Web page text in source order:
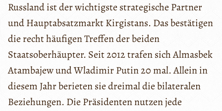
Russland ist der wichtigste strategische Partner
und Hauptabsatzmarkt Kirgistans. Das bestätigen
die recht häufigen Treffen der beiden
Staatsoberhäupter. Seit 2012 trafen sich Almasbek
Atambajew und Wladimir Putin 20 mal. Allein in
diesem Jahr berieten sie dreimal die bilateralen
Beziehungen. Die Präsidenten nutzen jede